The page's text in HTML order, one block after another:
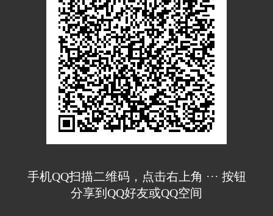
手机QQ扫描二维码，点击右上角 ··· 按钮
分享到QQ好友或QQ空间